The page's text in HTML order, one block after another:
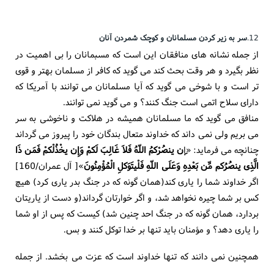
12. سر به زیر کردن مسلمانان و کوچک شمردن آنان
از جمله نشانه های منافقان این است که مسبمانان را بی اهمیت در
نظر بگیرد و هر وقت بحث کند می گوید که کافر از مسلمان بهتر و قوی
تر است و با شوخی می گوید که آیا مسلمانان می توانند با آمریکا که
دارای سلاح اتمی است جنگ کنند؟ و می گوید نمی توانند.
منافق می گوید که ما مسلمانان همیشه در هلاکت و ناخوشی به سر
می بریم ولی نمی داند که خداوند متعال بندگان خود را پیروز می گرداند
چنانچه می فرماید: «إِن ینصُرْکمُ اللّهُ فَلاَ غَالِبَ لَکمْ وَإِن یخْذُلْکمْ فَمَن ذَا
الَّذِی ینصُرُکم مِّن بَعْدِهِ وَعَلَی اللّهِ فَلْیتَوَکلِ الْمُؤْمِنُونَ
»[ آل عمران/160]
اگر خداوند شما را یاری کند(همان گونه که در جنگ بدر یاری کرد) هیچ
کس بر شما چیره نخواهد شد، و اگر خوارتان گرداند(و دست از یاریتان
بردارد، همان گونه که در جنگ احد چنین شد) کیست که پس از او شما
را یاری دهد؟ و مؤمنان باید تنها بر خدا توکل کنند و بس.
همچنین نمی دانند که تنها خداوند است که عزت می بخشد. از جمله